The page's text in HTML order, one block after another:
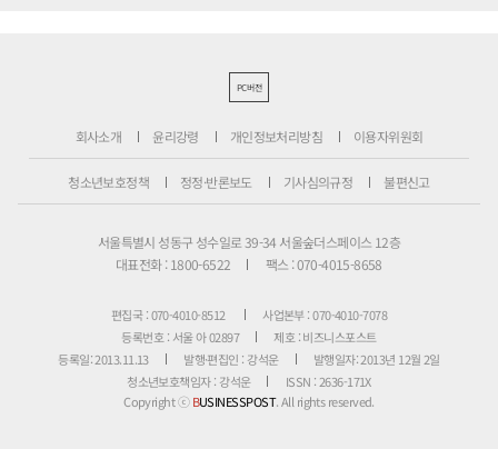
PC버전
회사소개 윤리강령 개인정보처리방침 이용자위원회
청소년보호정책 정정·반론보도 기사심의규정 불편신고
서울특별시 성동구 성수일로 39-34 서울숲더스페이스 12층
대표전화 : 1800-6522
팩스 : 070-4015-8658
편집국 : 070-4010-8512
사업본부 : 070-4010-7078
등록번호 : 서울 아 02897
제호 : 비즈니스포스트
등록일: 2013.11.13
발행·편집인 : 강석운
발행일자: 2013년 12월 2일
청소년보호책임자 : 강석운
ISSN : 2636-171X
Copyright ⓒBUSINESSPOST. All rights reserved.